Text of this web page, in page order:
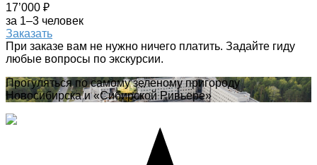
17’000 ₽
за 1–3 человек
Заказать
При заказе вам не нужно ничего платить. Задайте гиду
любые вопросы по экскурсии.
Прогуляться по самому зеленому пригороду
Новосибирска и «Сибирской Ривьере»